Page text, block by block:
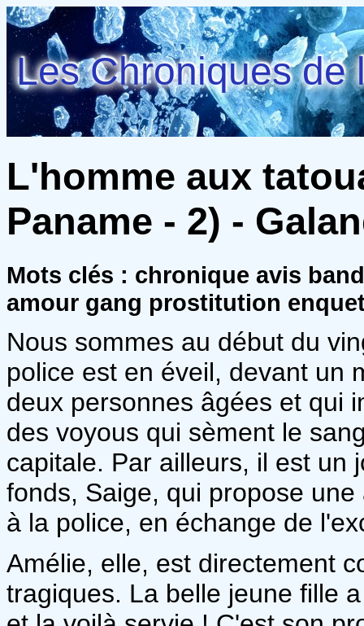
Les Chroniques de
L'homme aux
Paname - 2) -
Mots clés : chronique avis
amour gang prostitution
Nous sommes au début du
police est en éveil, devant un
deux personnes âgées et qui
des voyous qui sèment le
capitale. Par ailleurs, il est un
fonds, Saige, qui propose
à la police, en échange de
Amélie, elle, est directement
tragiques. La belle jeune fille